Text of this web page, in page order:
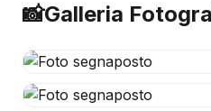
📸Galleria